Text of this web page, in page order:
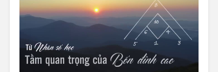
Hành Trình Khám
Phá Bản Thân:
Lịch Sử Hình
Thành Và Triết Lý
Của Thần Số Học